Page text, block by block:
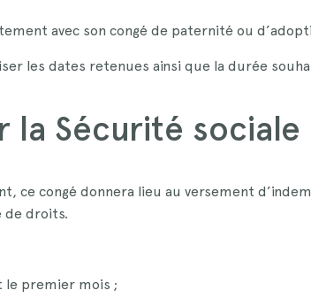
avec son congé de paternité ou
les dates retenues ainsi que la durée
la Sécurité sociale
ce congé donnera lieu au versement
de droits.
le premier mois ;